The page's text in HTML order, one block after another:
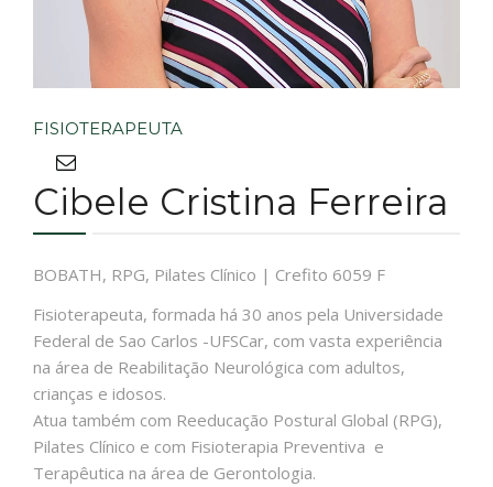
FISIOTERAPEUTA
Cibele Cristina Ferreira
BOBATH, RPG, Pilates Clínico | Crefito 6059 F
Fisioterapeuta, formada há 30 anos pela Universidade
Federal de Sao Carlos -UFSCar, com vasta experiência
na área de Reabilitação Neurológica com adultos,
crianças e idosos.
Atua também com Reeducação Postural Global (RPG),
Pilates Clínico e com Fisioterapia Preventiva e
Terapêutica na área de Gerontologia.